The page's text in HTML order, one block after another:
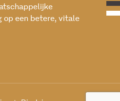
op een betere, vitale